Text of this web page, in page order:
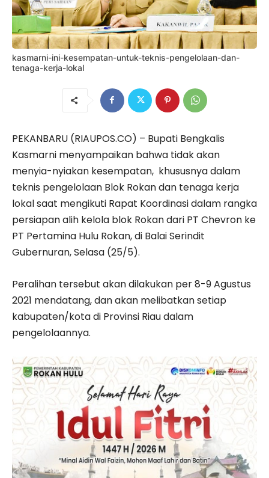
kasmarni-ini-kesempatan-untuk-teknis-pengelolaan-dan-
tenaga-kerja-lokal
PEKANBARU (RIAUPOS.CO) – Bupati Bengkalis
Kasmarni menyampaikan bahwa tidak akan
menyia-nyiakan kesempatan, khususnya dalam
teknis pengelolaan Blok Rokan dan tenaga kerja
lokal saat mengikuti Rapat Koordinasi dalam rangka
persiapan alih kelola blok Rokan dari PT Chevron ke
PT Pertamina Hulu Rokan, di Balai Serindit
Gubernuran, Selasa (25/5).
Peralihan tersebut akan dilakukan per 8-9 Agustus
2021 mendatang, dan akan melibatkan setiap
kabupaten/kota di Provinsi Riau dalam
pengelolaannya.